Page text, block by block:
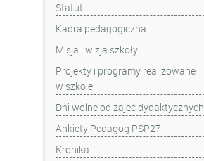
Statut
Kadra pedagogiczna
Misja i wizja szkoły
Projekty i programy realizowane
w szkole
Dni wolne od zajęć dydaktycznych
Ankiety Pedagog PSP27
Kronika